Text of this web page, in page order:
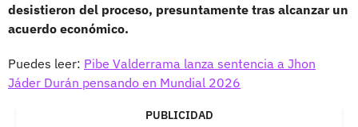
desistieron del proceso, presuntamente tras alcanzar un
acuerdo económico.
Puedes leer: Pibe Valderrama lanza sentencia a Jhon
Jáder Durán pensando en Mundial 2026
PUBLICIDAD